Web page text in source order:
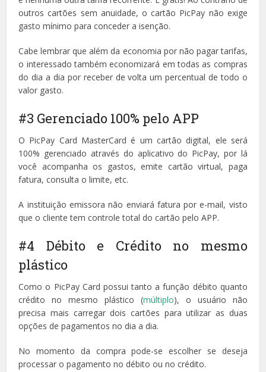
outros cartões sem anuidade, o cartão PicPay não exige
gasto mínimo para conceder a isenção.
Cabe lembrar que além da economia por não pagar tarifas,
o interessado também economizará em todas as compras
do dia a dia por receber de volta um percentual de todo o
valor gasto.
#3 Gerenciado 100% pelo APP
O PicPay Card MasterCard é um cartão digital, ele será
100% gerenciado através do aplicativo do PicPay, por lá
você acompanha os gastos, emite cartão virtual, paga
fatura, consulta o limite, etc.
A instituição emissora não enviará fatura por e-mail, visto
que o cliente tem controle total do cartão pelo APP.
#4 Débito e Crédito no mesmo
plástico
Como o PicPay Card possui tanto a função débito quanto
crédito no mesmo plástico (múltiplo), o usuário não
precisa mais carregar dois cartões para utilizar as duas
opções de pagamentos no dia a dia.
No momento da compra pode-se escolher se deseja
processar o pagamento no débito ou no crédito.